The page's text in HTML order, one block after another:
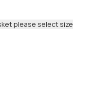
please select size